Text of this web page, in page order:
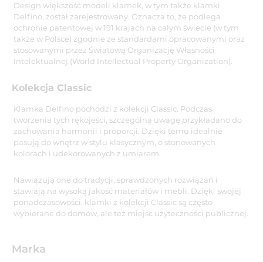
Design większość modeli klamek, w tym także klamki
Delfino, został zarejestrowany. Oznacza to, że podlega
ochronie patentowej w 191 krajach na całym świecie (w tym
także w Polsce) zgodnie ze standardami opracowanymi oraz
stosowanymi przez Światową Organizację Własności
Intelektualnej (World Intellectual Property Organization).
Kolekcja Classic
Klamka Delfino pochodzi z kolekcji Classic. Podczas
tworzenia tych rękojeści, szczególną uwagę przykładano do
zachowania harmonii i proporcji. Dzięki temu idealnie
pasują do wnętrz w stylu klasycznym, o stonowanych
kolorach i udekorowanych z umiarem.
Nawiązują one do tradycji, sprawdzonych rozwiązań i
stawiają na wysoką jakość materiałów i mebli. Dzięki swojej
ponadczasowości, klamki z kolekcji Classic są często
wybierane do domów, ale też miejsc użyteczności publicznej.
Marka